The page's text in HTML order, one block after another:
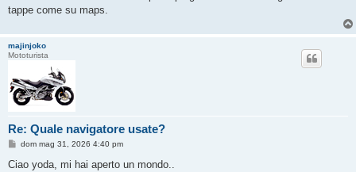
tappe come su maps.
majinjoko
Mototurista
Re: Quale navigatore usate?
M
s
dom mag 31, 2026 4:40 pm
Ciao yoda, mi hai aperto un mondo..